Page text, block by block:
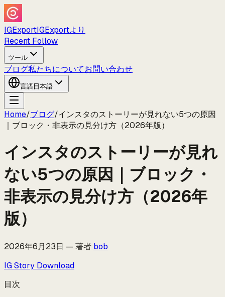
IGExportIGExportより
Recent Follow
ツール
ブログ私たちについてお問い合わせ
言語 日本語
Home/ブログ/インスタのストーリーが見れない5つの原因
｜ブロック・非表示の見分け方（2026年版）
インスタのストーリーが見れ
ない5つの原因｜ブロック・
非表示の見分け方（2026年
版）
2026年6月23日 — 著者 bob
IG Story Download
目次